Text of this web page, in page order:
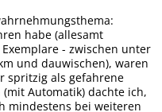
habe (allesamt
- zwischen unter
und dauwischen), waren
spritzig als gefahrene
(mit Automatik) dachte ich,
mindestens bei weiteren